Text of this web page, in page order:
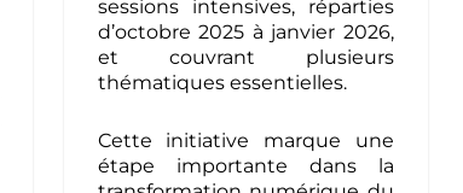
sessions intensives, réparties
d’octobre 2025 à janvier 2026,
et couvrant plusieurs
thématiques essentielles.
Cette initiative marque une
étape importante dans la